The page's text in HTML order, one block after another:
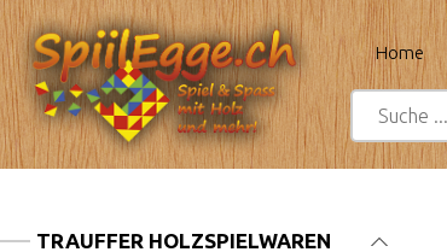
Home
TRAUFFER HOLZSPIELWAREN